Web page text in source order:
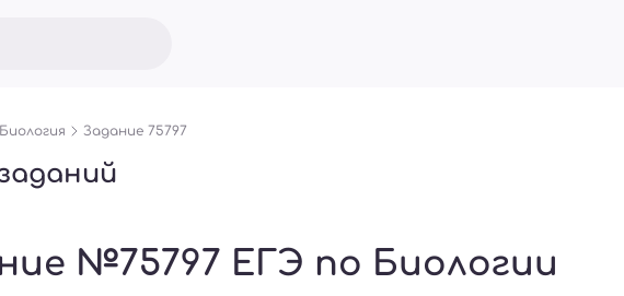
Биология Задание 75797
№75797 ЕГЭ по Биологии